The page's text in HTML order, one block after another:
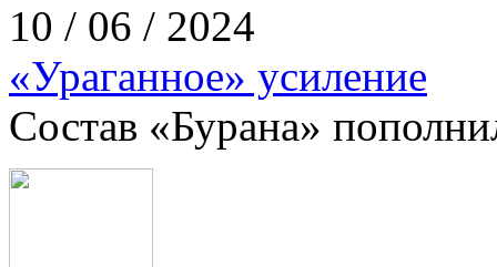
10 / 06 / 2024
«Ураганное» усиление
Состав «Бурана»